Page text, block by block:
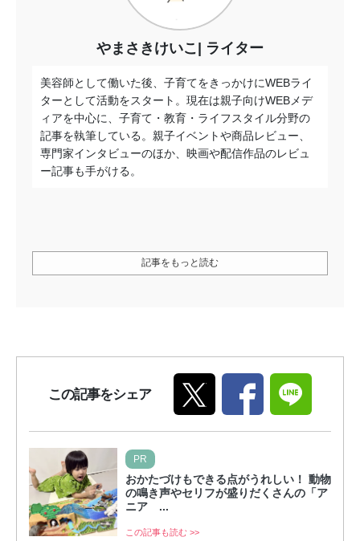
やまさきけいこ ライター
美容師として働いた後、子育てをきっかけにWEBライ
ターとして活動をスタート。現在は親子向けWEBメデ
ィアを中心に、子育て・教育・ライフスタイル分野の
記事を執筆している。親子イベントや商品レビュー、
専門家インタビューのほか、映画や配信作品のレビュ
ー記事も手がける。
記事をもっと読む
この記事をシェア
PR
おかたづけもできる点がうれしい！ 動物
の鳴き声やセリフが盛りだくさんの「ア
ニア ...
この記事も読む >>